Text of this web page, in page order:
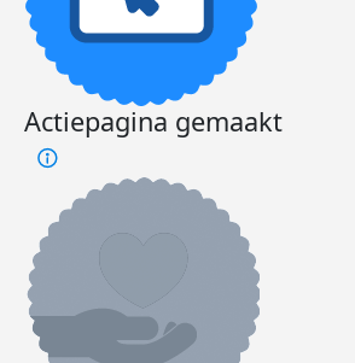
Actiepagina gemaakt